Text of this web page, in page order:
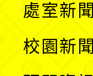
處室新聞
校園新聞